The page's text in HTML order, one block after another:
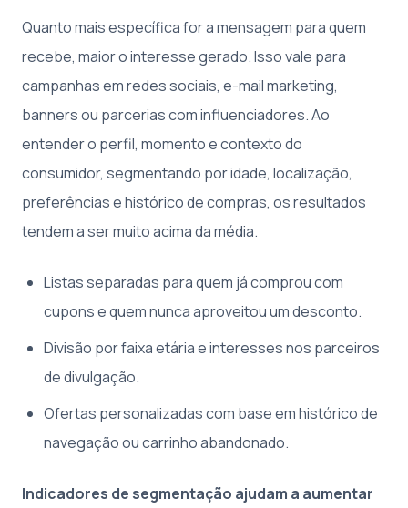
Quanto mais específica for a mensagem para quem
recebe, maior o interesse gerado. Isso vale para
campanhas em redes sociais, e-mail marketing,
banners ou parcerias com influenciadores. Ao
entender o perfil, momento e contexto do
consumidor, segmentando por idade, localização,
preferências e histórico de compras, os resultados
tendem a ser muito acima da média.
Listas separadas para quem já comprou com
cupons e quem nunca aproveitou um desconto.
Divisão por faixa etária e interesses nos parceiros
de divulgação.
Ofertas personalizadas com base em histórico de
navegação ou carrinho abandonado.
Indicadores de segmentação ajudam a aumentar